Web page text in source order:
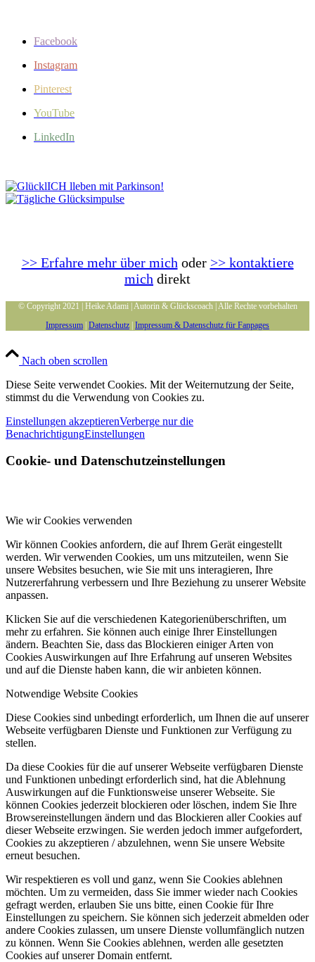
Facebook
Instagram
Pinterest
YouTube
LinkedIn
>> Erfahre mehr über mich oder >> kontaktiere
mich direkt
© Copyright 2021 | Heike Adami | Autorin & Glückscoach | Alle Rechte vorbehalten
Impressum | Datenschutz | Impressum & Datenschutz für Fanpages
Nach oben scrollen
Diese Seite verwendet Cookies. Mit der Weiternutzung der Seite,
stimmst du die Verwendung von Cookies zu.
Einstellungen akzeptierenVerberge nur die
BenachrichtigungEinstellungen
Cookie- und Datenschutzeinstellungen
Wie wir Cookies verwenden
Wir können Cookies anfordern, die auf Ihrem Gerät eingestellt
werden. Wir verwenden Cookies, um uns mitzuteilen, wenn Sie
unsere Websites besuchen, wie Sie mit uns interagieren, Ihre
Nutzererfahrung verbessern und Ihre Beziehung zu unserer Website
anpassen.
Klicken Sie auf die verschiedenen Kategorienüberschriften, um
mehr zu erfahren. Sie können auch einige Ihrer Einstellungen
ändern. Beachten Sie, dass das Blockieren einiger Arten von
Cookies Auswirkungen auf Ihre Erfahrung auf unseren Websites
und auf die Dienste haben kann, die wir anbieten können.
Notwendige Website Cookies
Diese Cookies sind unbedingt erforderlich, um Ihnen die auf unserer
Webseite verfügbaren Dienste und Funktionen zur Verfügung zu
stellen.
Da diese Cookies für die auf unserer Webseite verfügbaren Dienste
und Funktionen unbedingt erforderlich sind, hat die Ablehnung
Auswirkungen auf die Funktionsweise unserer Webseite. Sie
können Cookies jederzeit blockieren oder löschen, indem Sie Ihre
Browsereinstellungen ändern und das Blockieren aller Cookies auf
dieser Webseite erzwingen. Sie werden jedoch immer aufgefordert,
Cookies zu akzeptieren / abzulehnen, wenn Sie unsere Website
erneut besuchen.
Wir respektieren es voll und ganz, wenn Sie Cookies ablehnen
möchten. Um zu vermeiden, dass Sie immer wieder nach Cookies
gefragt werden, erlauben Sie uns bitte, einen Cookie für Ihre
Einstellungen zu speichern. Sie können sich jederzeit abmelden oder
andere Cookies zulassen, um unsere Dienste vollumfänglich nutzen
zu können. Wenn Sie Cookies ablehnen, werden alle gesetzten
Cookies auf unserer Domain entfernt.